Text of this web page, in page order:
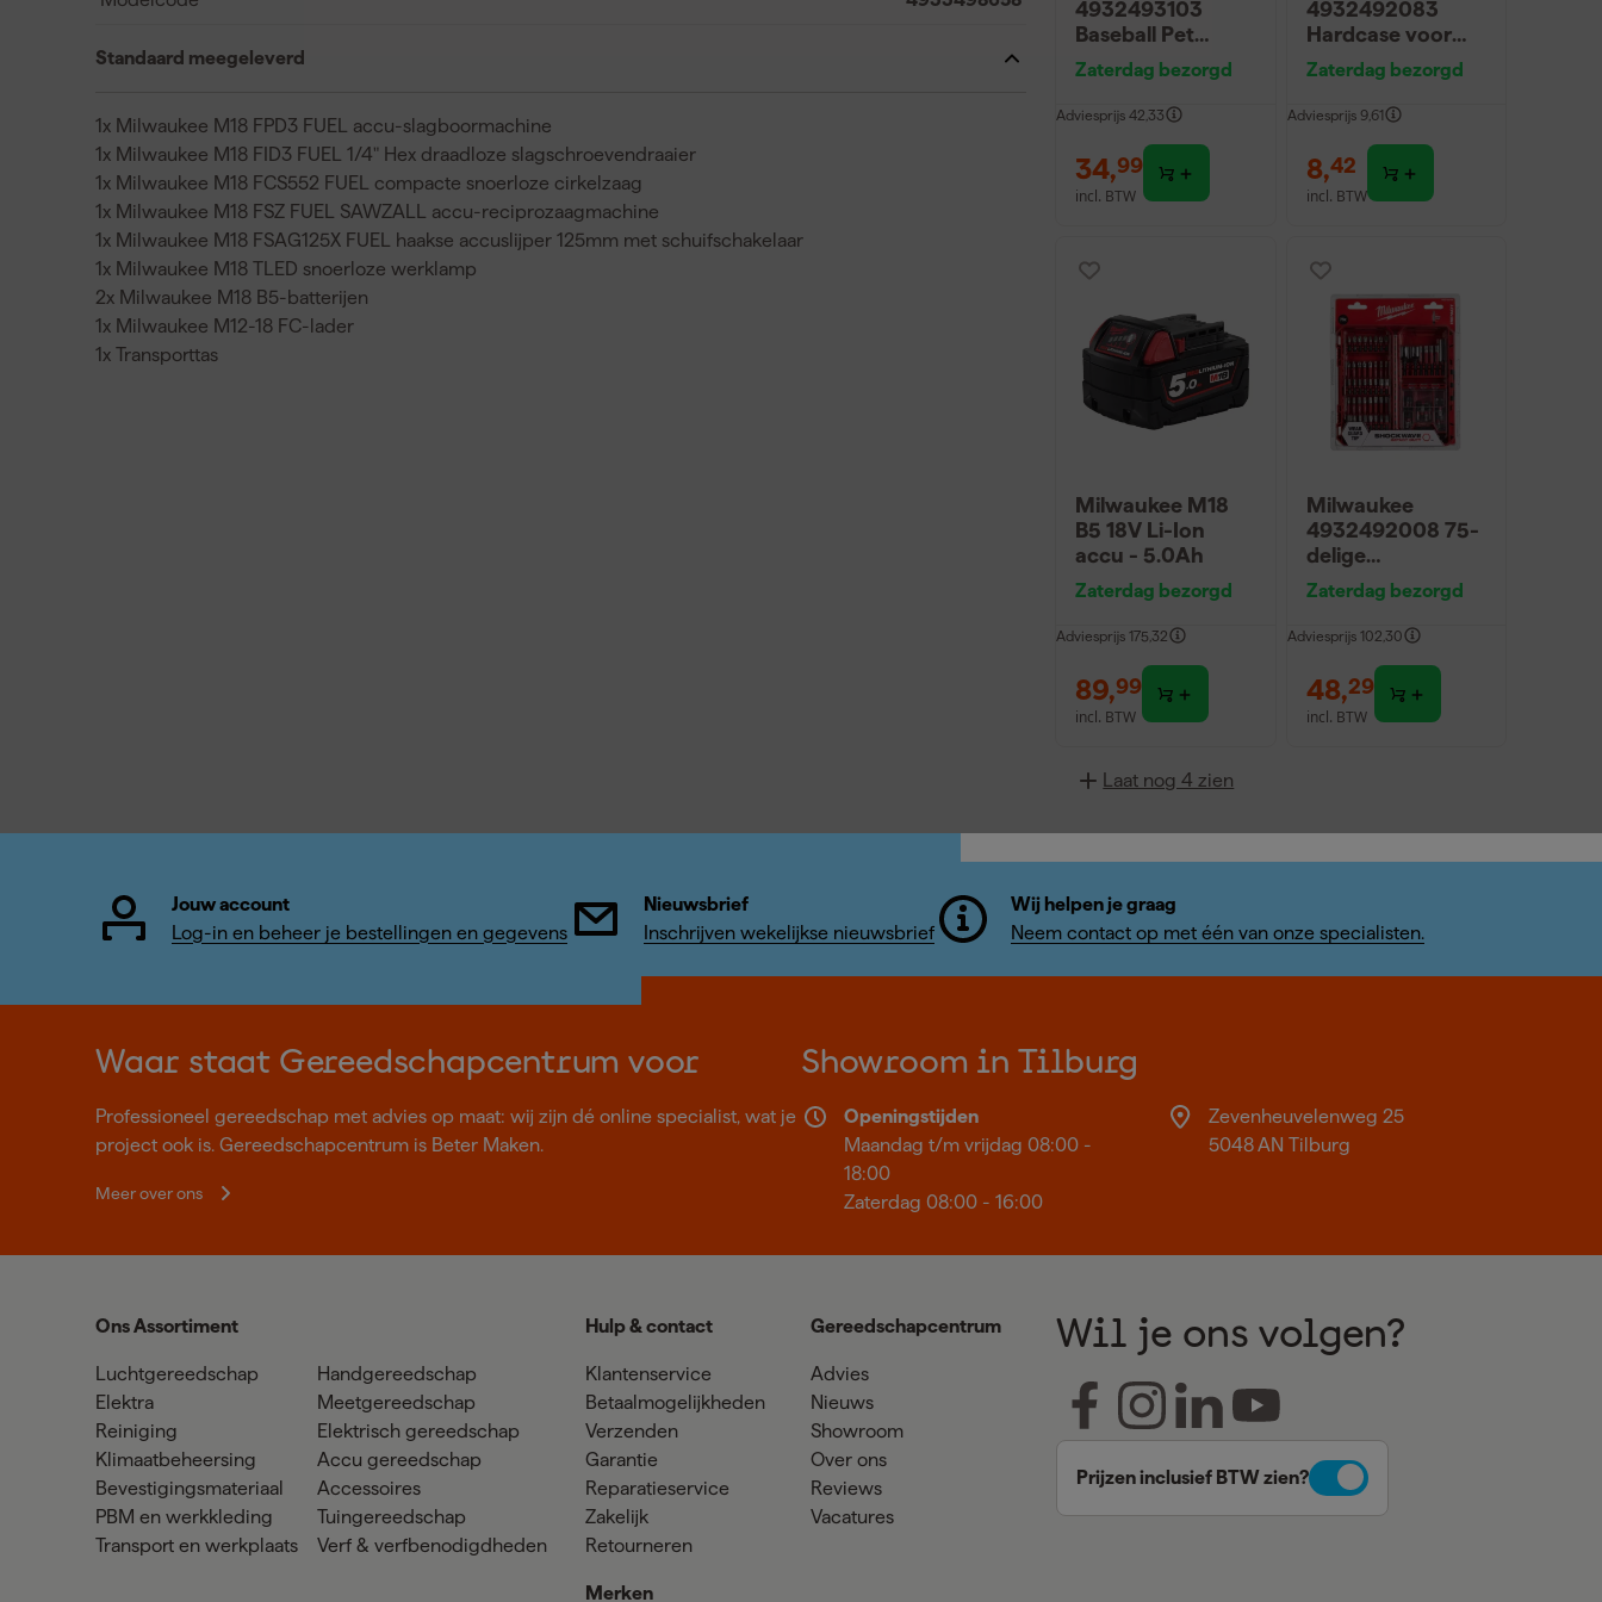
Standaard meegeleverd
1x Milwaukee M18 FPD3 FUEL accu-slagboormachine
1x Milwaukee M18 FID3 FUEL 1/4" Hex draadloze slagschroevendraaier
1x Milwaukee M18 FCS552 FUEL compacte snoerloze cirkelzaag
1x Milwaukee M18 FSZ FUEL SAWZALL accu-reciprozaagmachine
1x Milwaukee M18 FSAG125X FUEL haakse accuslijper 125mm met schuifschakelaar
1x Milwaukee M18 TLED snoerloze werklamp
2x Milwaukee M18 B5-batterijen
1x Milwaukee M12-18 FC-lader
1x Transporttas
4932493103
Baseball Pet
Performance -
Grijs - maat S/M
Zaterdag bezorgd
Adviesprijs 42,33
34,99
incl. BTW
4932492083
Hardcase voor
veiligheidsbril
Zaterdag bezorgd
Adviesprijs 9,61
8,42
incl. BTW
Milwaukee M18
B5 18V Li-Ion
accu - 5.0Ah
Zaterdag bezorgd
Adviesprijs 175,32
89,99
incl. BTW
Milwaukee
4932492008 75-
delige
Shockwave
Impact Duty
bitset in cassette
Zaterdag bezorgd
Adviesprijs 102,30
48,29
incl. BTW
Laat nog 4 zien
Jouw account
Log-in en beheer je bestellingen en gegevens
Nieuwsbrief
Inschrijven wekelijkse nieuwsbrief
Wij helpen je graag
Neem contact op met één van onze specialisten.
Waar staat Gereedschapcentrum voor
Professioneel gereedschap met advies op maat: wij zijn dé online specialist, wat je
project ook is. Gereedschapcentrum is Beter Maken.
Meer over ons
Showroom in Tilburg
Openingstijden
Maandag t/m vrijdag 08:00 -
18:00
Zaterdag 08:00 - 16:00
Zevenheuvelenweg 25
5048 AN Tilburg
Ons Assortiment
Luchtgereedschap
Elektra
Reiniging
Klimaatbeheersing
Bevestigingsmateriaal
PBM en werkkleding
Transport en werkplaats
Handgereedschap
Meetgereedschap
Elektrisch gereedschap
Accu gereedschap
Accessoires
Tuingereedschap
Verf & verfbenodigdheden
Hulp & contact
Klantenservice
Betaalmogelijkheden
Verzenden
Garantie
Reparatieservice
Zakelijk
Retourneren
Merken
Gereedschapcentrum
Advies
Nieuws
Showroom
Over ons
Reviews
Vacatures
Wil je ons volgen?
Prijzen inclusief BTW zien?